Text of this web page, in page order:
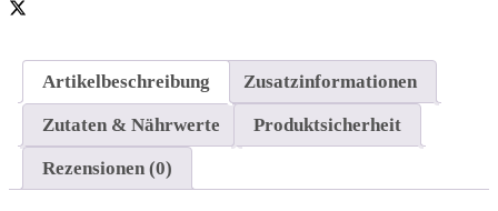
Artikelbeschreibung Zusatzinformationen
Zutaten & Nährwerte Produktsicherheit
Rezensionen (0)